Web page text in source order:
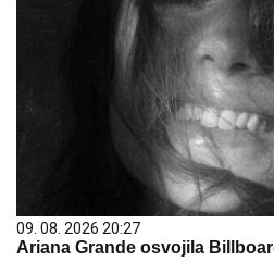
09. 08. 2026 20:27
Ariana Grande osvojila